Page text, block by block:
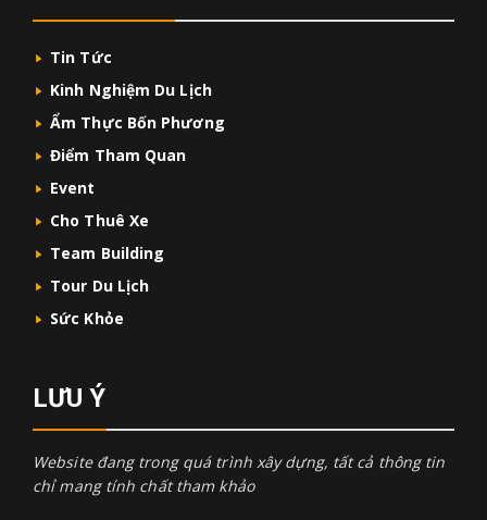
Tin Tức
Kinh Nghiệm Du Lịch
Ẩm Thực Bốn Phương
Điểm Tham Quan
Event
Cho Thuê Xe
Team Building
Tour Du Lịch
Sức Khỏe
LƯU Ý
Website đang trong quá trình xây dựng, tất cả thông tin
chỉ mang tính chất tham khảo